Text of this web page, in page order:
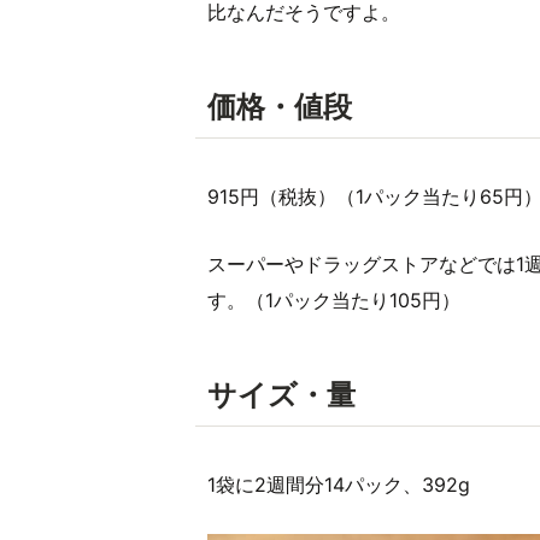
比なんだそうですよ。
価格・値段
915円（税抜）（1パック当たり65円
スーパーやドラッグストアなどでは1
す。（1パック当たり105円）
サイズ・量
1袋に2週間分14パック、392g